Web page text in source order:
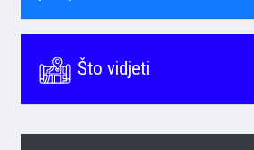
Što vidjeti